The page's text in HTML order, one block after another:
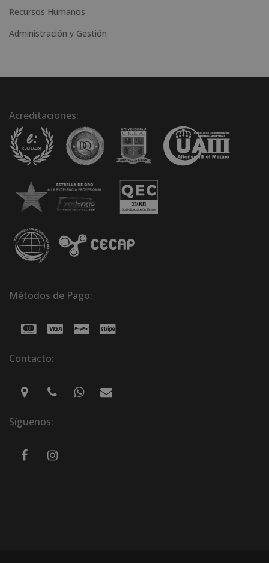
Recursos Humanos
Administración y Gestión
Acreditaciones:
Métodos de Pago:
Contacto:
Síguenos: